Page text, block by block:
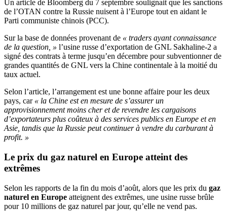
Un article de Bloomberg du 7 septembre soulignait que les sanctions
de l’OTAN contre la Russie nuisent à l’Europe tout en aidant le
Parti communiste chinois (PCC).
Sur la base de données provenant de « traders ayant connaissance
de la question, » l’usine russe d’exportation de GNL Sakhaline-2 a
signé des contrats à terme jusqu’en décembre pour subventionner de
grandes quantités de GNL vers la Chine continentale à la moitié du
taux actuel.
Selon l’article, l’arrangement est une bonne affaire pour les deux
pays, car « la Chine est en mesure de s’assurer un
approvisionnement moins cher et de revendre les cargaisons
d’exportateurs plus coûteux à des services publics en Europe et en
Asie, tandis que la Russie peut continuer à vendre du carburant à
profit. »
Le prix du gaz naturel en Europe atteint des
extrêmes
Selon les rapports de la fin du mois d’août, alors que les prix du gaz
naturel en Europe atteignent des extrêmes, une usine russe brûle
pour 10 millions de gaz naturel par jour, qu’elle ne vend pas.